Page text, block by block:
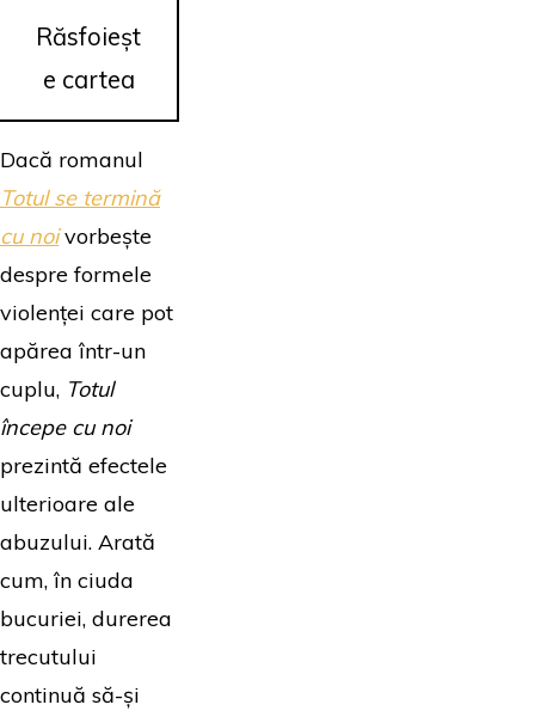
Răsfoieșt
e cartea
Dacă romanul
Totul se termină
cu noivorbește
despre formele
violenței care pot
apărea într-un
cuplu, Totul
începe cu noi
prezintă efectele
ulterioare ale
abuzului. Arată
cum, în ciuda
bucuriei, durerea
trecutului
continuă să-și